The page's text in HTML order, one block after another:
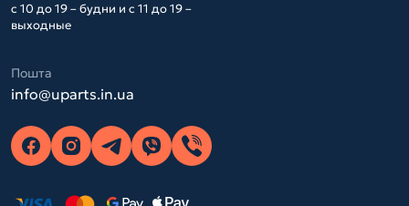
с 10 до 19 – будни и с 11 до 19 –
выходные
Пошта
info@uparts.in.ua